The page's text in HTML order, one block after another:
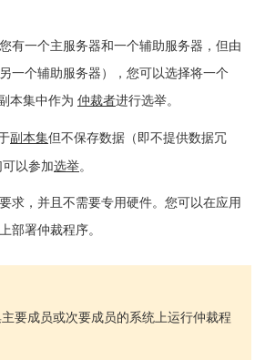
有一个主服务器和一个辅助服务器，但由
一个辅助服务器），您可以选择将一个
本集中作为 仲裁者进行选举。
副本集但不保存数据（即不提供数据冗
以参加选举。
求，并且不需要专用硬件。您可以在应用
部署仲裁程序。
要成员或次要成员的系统上运行仲裁程